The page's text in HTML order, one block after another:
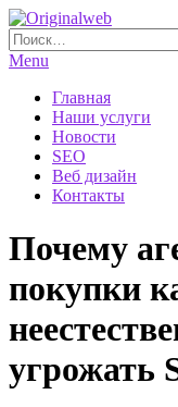
Skip
To
Content
Originalweb
Создание и
Найти:
Menu
Главная
Наши услуги
Новости
SEO
Веб дизайн
Контакты
Почему
покупки
угрожать